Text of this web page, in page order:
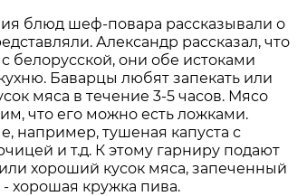
блюд шеф-повара рассказывали о
Александр рассказал, что
белорусской, они обе истоками
Баварцы любят запекать или
мяса в течение 3-5 часов. Мясо
что его можно есть ложками.
например, тушеная капуста с
и т.д. К этому гарниру подают
хороший кусок мяса, запеченный
- хорошая кружка пива.